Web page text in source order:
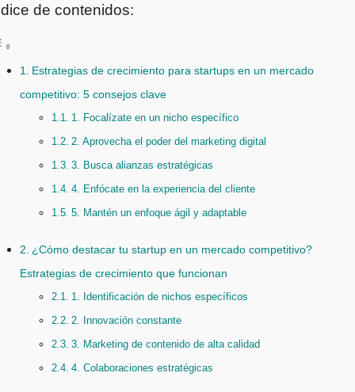
de contenidos:
Estrategias de crecimiento para startups en un mercado
competitivo: 5 consejos clave
1. Focalízate en un nicho específico
2. Aprovecha el poder del marketing digital
3. Busca alianzas estratégicas
4. Enfócate en la experiencia del cliente
5. Mantén un enfoque ágil y adaptable
¿Cómo destacar tu startup en un mercado competitivo?
Estrategias de crecimiento que funcionan
1. Identificación de nichos específicos
2. Innovación constante
3. Marketing de contenido de alta calidad
4. Colaboraciones estratégicas